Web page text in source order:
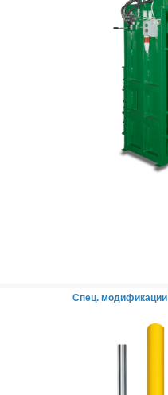
Спец. модификации